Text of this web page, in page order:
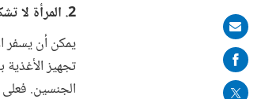
2. المرأة لا تشكل سوقا مربحة للعملاء
يمكن أن يسفر
تجهيز
Share
on
mail